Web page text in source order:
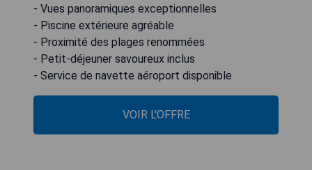
- Vues panoramiques exceptionnelles
- Piscine extérieure agréable
- Proximité des plages renommées
- Petit-déjeuner savoureux inclus
- Service de navette aéroport disponible
VOIR L'OFFRE